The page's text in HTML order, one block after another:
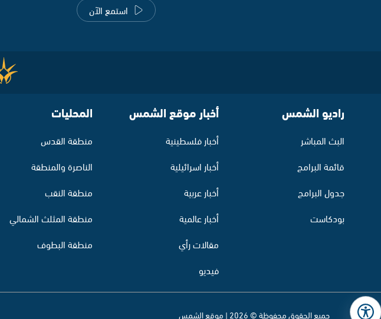
استمع الآن
راديو الشمس
البث المباشر
قائمة البرامج
جدول البرامج
بودكاست
أخبار موقع الشمس
أخبار فلسطينية
أخبار اسرائيلية
أخبار عربية
أخبار عالمية
مقالات رأي
فيديو
المحليات
منطقة القدس
الناصرة والمنطقة
منطقة النقب
منطقة المثلث الشمالي
منطقة البطوف
جميع الحقوق محفوظة © 2026 | موقع الشمس